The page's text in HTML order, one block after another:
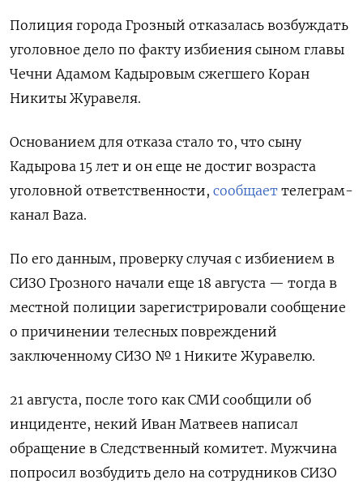
Полиция города Грозный отказалась возбуждать
уголовное дело по факту избиения сыном главы
Чечни Адамом Кадыровым сжегшего Коран
Никиты Журавеля.
Основанием для отказа стало то, что сыну
Кадырова 15 лет и он еще не достиг возраста
уголовной ответственности, сообщает телеграм-
канал Baza.
По его данным, проверку случая с избиением в
СИЗО Грозного начали еще 18 августа — тогда в
местной полиции зарегистрировали сообщение
о причинении телесных повреждений
заключенному СИЗО № 1 Никите Журавелю.
21 августа, после того как СМИ сообщили об
инциденте, некий Иван Матвеев написал
обращение в Следственный комитет. Мужчина
попросил возбудить дело на сотрудников СИЗО